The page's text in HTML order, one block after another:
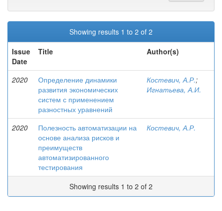
Showing results 1 to 2 of 2
Issue
Date
Title Author(s)
2020
Определение динамики
развития экономических
систем с применением
разностных уравнений
Костевич, А.Р.;
Игнатьева, А.И.
2020
Полезность автоматизации на
основе анализа рисков и
преимуществ
автоматизированного
тестирования
Костевич, А.Р.
Showing results 1 to 2 of 2